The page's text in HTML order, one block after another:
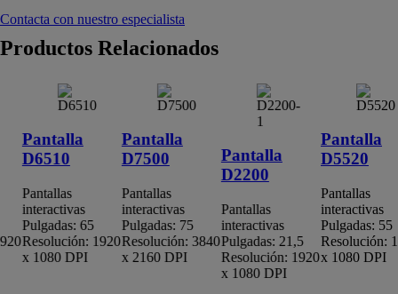
Contacta con nuestro especialista
Productos Relacionados
Pantalla
D6510
Pantallas
interactivas
Pulgadas: 65
Resolución: 1920
x 1080 DPI
Pantalla
D7500
Pantallas
interactivas
Pulgadas: 75
Resolución: 3840
x 2160 DPI
Pantalla
D2200
Pantallas
interactivas
Pulgadas: 21,5
Resolución: 1920
x 1080 DPI
Pantalla
D5520
Pantallas
interactivas
Pulgadas: 55
Resolución:
x 1080 DPI